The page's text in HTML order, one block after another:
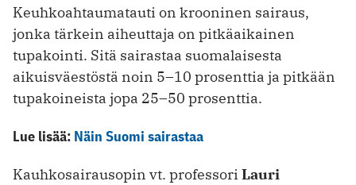
Keuhkoahtaumatauti on krooninen sairaus,
jonka tärkein aiheuttaja on pitkäaikainen
tupakointi. Sitä sairastaa suomalaisesta
aikuisväestöstä noin 5–10 prosenttia ja pitkään
tupakoineista jopa 25–50 prosenttia.
Lue lisää: Näin Suomi sairastaa
Kauhkosairausopin vt. professori Lauri